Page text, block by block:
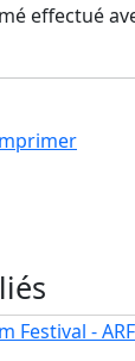
effectué